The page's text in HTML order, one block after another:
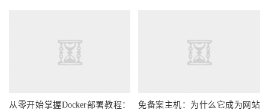
从零开始掌握Docker部署教程：
免备案主机：为什么它成为网站